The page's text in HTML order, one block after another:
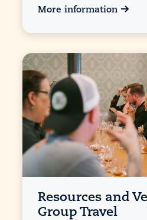
More information
Resources and
Group Travel